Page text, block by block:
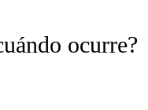
"CNN-SPANISH".
ocurre?